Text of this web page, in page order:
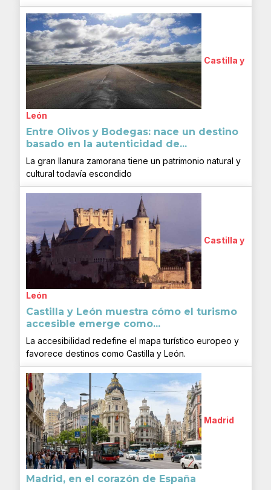
Castilla y
León
Entre Olivos y Bodegas: nace un destino
basado en la autenticidad de...
La gran llanura zamorana tiene un patrimonio natural y
cultural todavía escondido
Castilla y
León
Castilla y León muestra cómo el turismo
accesible emerge como...
La accesibilidad redefine el mapa turístico europeo y
favorece destinos como Castilla y León.
Madrid
Madrid, en el corazón de España